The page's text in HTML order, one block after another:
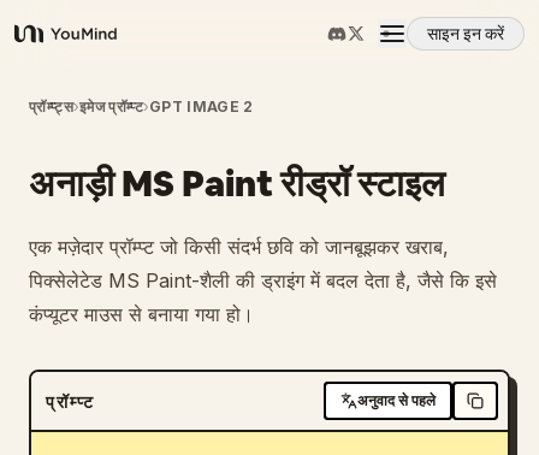
YouMind
साइन इन करें
अवलोकन
उपयोग के मामले
कौशल
मूल्य निर्धारण
प्रॉम्प्ट्स›इमेज प्रॉम्प्ट›GPT IMAGE 2
अनाड़ी MS Paint रीड्रॉ स्टाइल
एक मज़ेदार प्रॉम्प्ट जो किसी संदर्भ छवि को जानबूझकर खराब,
पिक्सेलेटेड MS Paint-शैली की ड्राइंग में बदल देता है, जैसे कि इसे
कंप्यूटर माउस से बनाया गया हो।
प्रॉम्प्ट अनुवाद से पहले